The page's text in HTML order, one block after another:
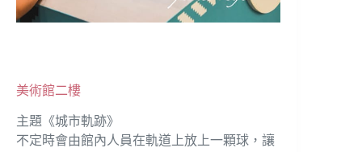
美術館二樓
主題《城市軌跡》
不定時會由館內人員在軌道上放上一顆球，讓